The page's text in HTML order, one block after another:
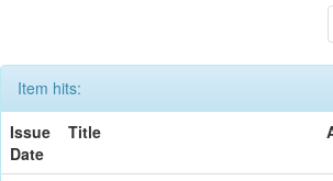
Item hits:
Issue
Date
Title